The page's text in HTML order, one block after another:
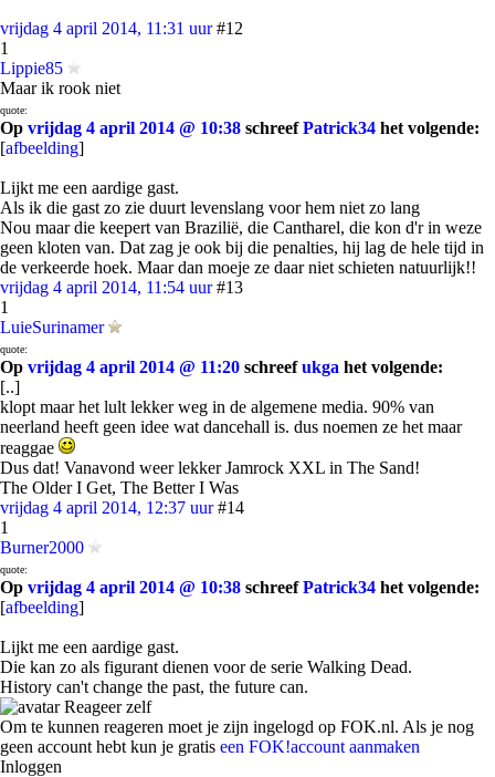
vrijdag 4 april 2014, 11:31 uur #12
1
Lippie85
Maar ik rook niet
quote:
Op vrijdag 4 april 2014 @ 10:38 schreefPatrick34 het volgende:
[afbeelding]
Lijkt me een aardige gast.
Als ik die gast zo zie duurt levenslang voor hem niet zo lang
Nou maar die keepert van Brazilië, die Cantharel, die kon d'r in weze
geen kloten van. Dat zag je ook bij die penalties, hij lag de hele tijd in
de verkeerde hoek. Maar dan moeje ze daar niet schieten natuurlijk!!
vrijdag 4 april 2014, 11:54 uur #13
1
LuieSurinamer
quote:
Op vrijdag 4 april 2014 @ 11:20 schreefukga het volgende:
[..]
klopt maar het lult lekker weg in de algemene media. 90% van
neerland heeft geen idee wat dancehall is. dus noemen ze het maar
reaggae
Dus dat! Vanavond weer lekker Jamrock XXL in The Sand!
The Older I Get, The Better I Was
vrijdag 4 april 2014, 12:37 uur #14
1
Burner2000
quote:
Op vrijdag 4 april 2014 @ 10:38 schreefPatrick34 het volgende:
[afbeelding]
Lijkt me een aardige gast.
Die kan zo als figurant dienen voor de serie Walking Dead.
History can't change the past, the future can.
Reageer zelf
Om te kunnen reageren moet je zijn ingelogd op FOK.nl. Als je nog
geen account hebt kun je gratis een FOK!account aanmaken
Inloggen